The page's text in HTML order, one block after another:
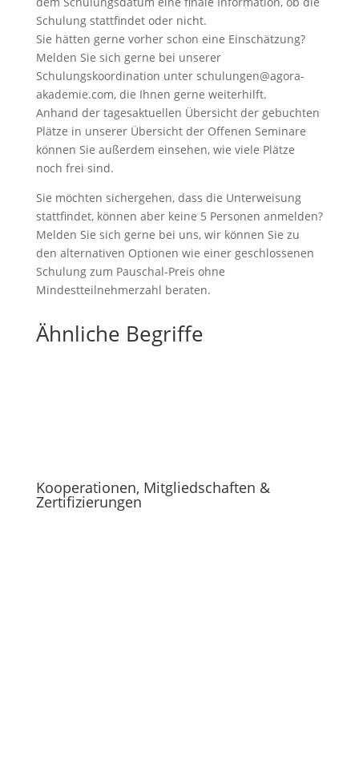
Schulung stattfindet oder nicht.
Sie hätten gerne vorher schon eine Einschätzung?
Melden Sie sich gerne bei unserer
Schulungskoordination unter schulungen@agora-
akademie.com, die Ihnen gerne weiterhilft.
Anhand der tagesaktuellen Übersicht der gebuchten
Plätze in unserer Übersicht der Offenen Seminare
können Sie außerdem einsehen, wie viele Plätze
noch frei sind.
Sie möchten sichergehen, dass die Unterweisung
stattfindet, können aber keine 5 Personen anmelden?
Melden Sie sich gerne bei uns, wir können Sie zu
den alternativen Optionen wie einer geschlossenen
Schulung zum Pauschal-Preis ohne
Mindestteilnehmerzahl beraten.
Ähnliche Begriffe
Kooperationen, Mitgliedschaften &
Zertifizierungen